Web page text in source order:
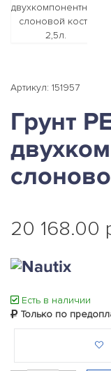
Артикул: 151957
Грунт
20 168.00
Есть в наличии
Только по